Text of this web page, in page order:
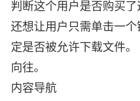
判断这个用户是否购买
还想让用户只需单击一
定是否被允许下载文件
向往。
内容导航